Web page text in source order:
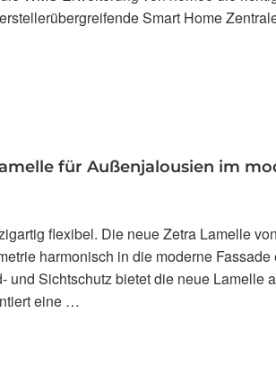
Smart Home
für Außenjalousien im
flexibel. Die neue Zetra Lamelle
harmonisch in die moderne
und Sichtschutz bietet die neue Lamelle
eine …